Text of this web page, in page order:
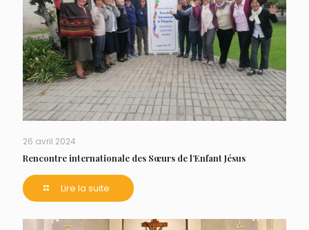
26 avril 2024
Rencontre internationale des Sœurs de l’Enfant Jésus
Lire la suite